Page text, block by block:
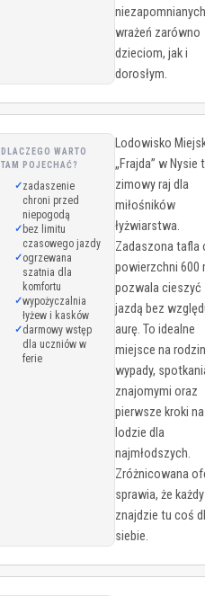
wrażeń zarówno
dzieciom, jak i
dorosłym.
DLACZEGO WARTO
TAM POJECHAĆ?
zadaszenie
chroni przed
niepogodą
bez limitu
czasowego jazdy
ogrzewana
szatnia dla
komfortu
wypożyczalnia
łyżew i kasków
darmowy wstęp
dla uczniów w
ferie
Lodowisko
„Frajda” w Nysie
zimowy raj dla
miłośników
łyżwiarstwa.
Zadaszona tafla
powierzchni 600
pozwala cieszyć
jazdą bez
aurę. To idealne
miejsce na
wypady,
znajomymi oraz
pierwsze kroki na
lodzie dla
najmłodszych.
Zróżnicowana
sprawia, że każdy
znajdzie tu coś
siebie.